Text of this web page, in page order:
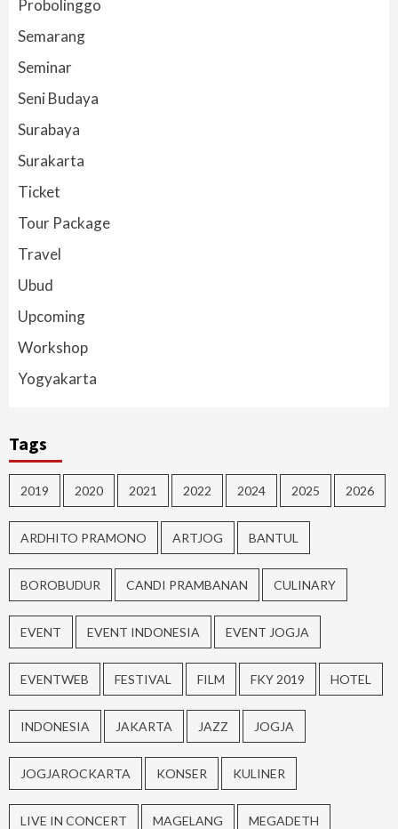
Probolinggo
Semarang
Seminar
Seni Budaya
Surabaya
Surakarta
Ticket
Tour Package
Travel
Ubud
Upcoming
Workshop
Yogyakarta
Tags
2019 2020 2021 2022 2024 2025 2026
ARDHITO PRAMONO ARTJOG BANTUL
BOROBUDUR CANDI PRAMBANAN CULINARY
EVENT EVENT INDONESIA EVENT JOGJA
EVENTWEB FESTIVAL FILM FKY 2019 HOTEL
INDONESIA JAKARTA JAZZ JOGJA
JOGJAROCKARTA KONSER KULINER
LIVE IN CONCERT MAGELANG MEGADETH